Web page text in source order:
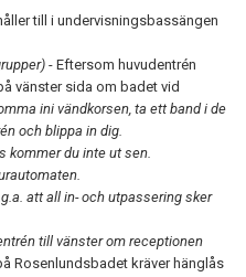
till i undervisningsbassängen
- Eftersom huvudentrén
vänster sida om badet vid
ini vändkorsen, ta ett band i de
och blippa in dig.
kommer du inte ut sen.
att all in- och utpassering sker
till vänster om receptionen
Rosenlundsbadet kräver hänglås